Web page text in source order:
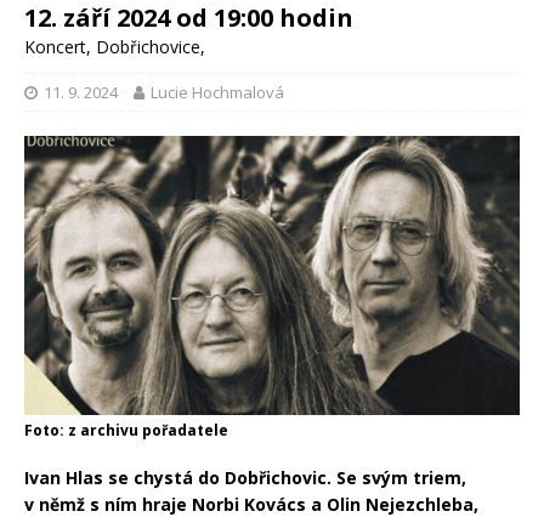
12. září 2024 od 19:00 hodin
Koncert, Dobřichovice,
11. 9. 2024 Lucie Hochmalová
Foto: z archivu pořadatele
Ivan Hlas se chystá do Dobřichovic. Se svým triem,
v němž s ním hraje Norbi Kovács a Olin Nejezchleba,